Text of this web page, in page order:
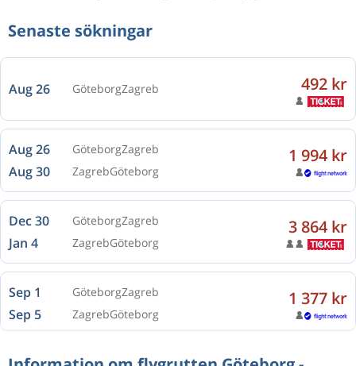
Senaste sökningar
Aug 26 GöteborgZagreb 492 kr
Aug 26 GöteborgZagreb
Aug 30 ZagrebGöteborg
1 994 kr
Dec 30 GöteborgZagreb
Jan 4 ZagrebGöteborg
3 864 kr
Sep 1 GöteborgZagreb
Sep 5 ZagrebGöteborg
1 377 kr